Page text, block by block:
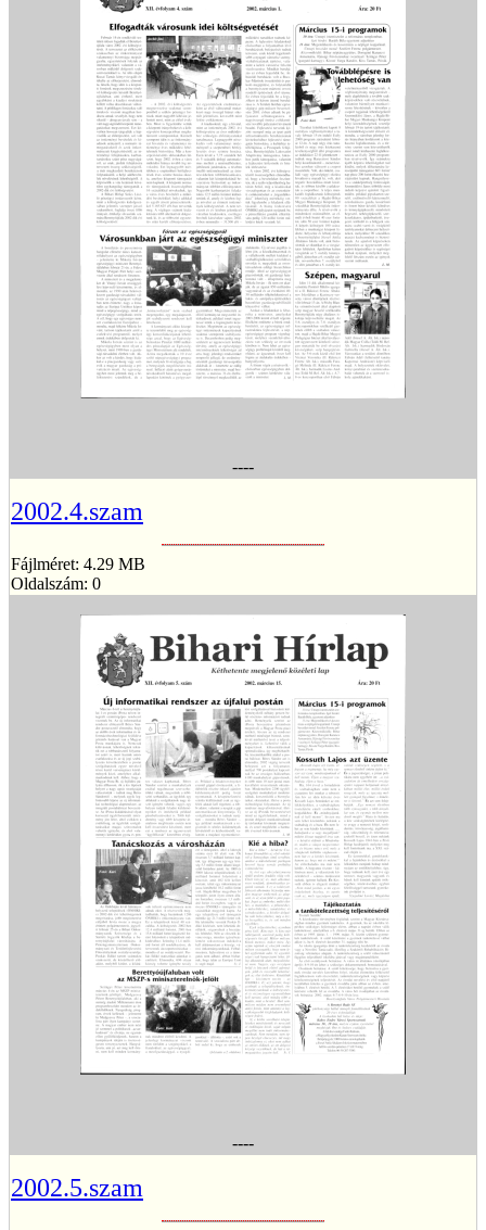
----
2002.4.szam
Fájlméret: 4.29 MB
Oldalszám: 0
----
2002.5.szam